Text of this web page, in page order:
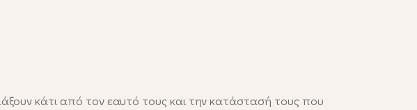
κάτι από τον εαυτό τους και την κατάστασή τους που